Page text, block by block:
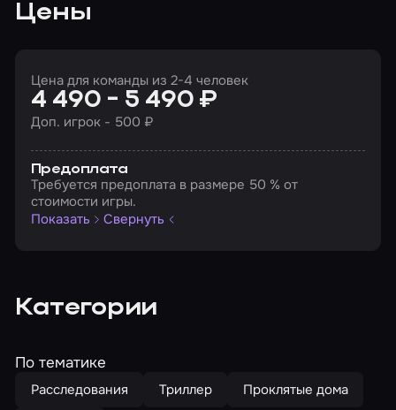
Цены
Цена для команды из 2-4 человек
4 490 - 5 490 ₽
Доп. игрок - 500 ₽
Предоплата
Требуется предоплата в размере 50 % от
стоимости игры.
Показать
Свернуть
Категории
По тематике
Расследования Триллер
Проклятые дома